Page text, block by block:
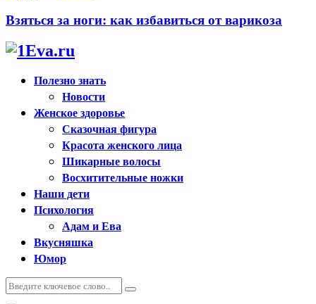
Взяться за ноги: как избавиться от варикоза
Полезно знать
Новости
Женское здоровье
Сказочная фигура
Красота женского лица
Шикарные волосы
Восхитительные ножки
Наши дети
Психология
Адам и Ева
Вкусняшка
Юмор
Искать:
Поиск